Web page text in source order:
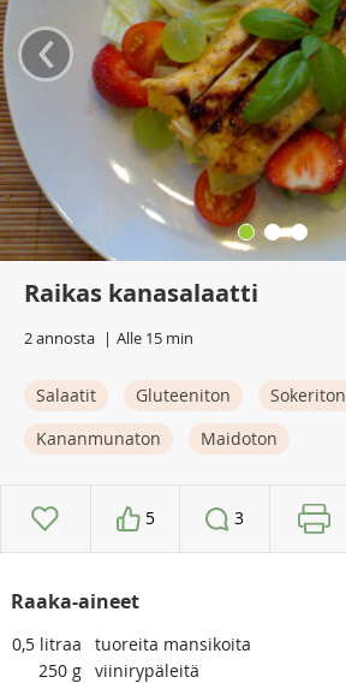
‹
Raikas kanasalaatti
2 annosta Alle 15 min
Salaatit Gluteeniton
Sokeriton
Kananmunaton
Maidoton
5 3
Raaka-aineet
0,5 litraa
tuoreita mansikoita
250 g viinirypäleitä